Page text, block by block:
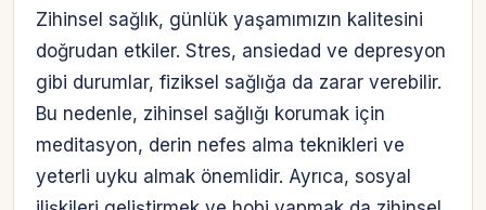
Zihinsel sağlık, günlük yaşamımızın kalitesini
doğrudan etkiler. Stres, ansiedad ve depresyon
gibi durumlar, fiziksel sağlığa da zarar verebilir.
Bu nedenle, zihinsel sağlığı korumak için
meditasyon, derin nefes alma teknikleri ve
yeterli uyku almak önemlidir. Ayrıca, sosyal